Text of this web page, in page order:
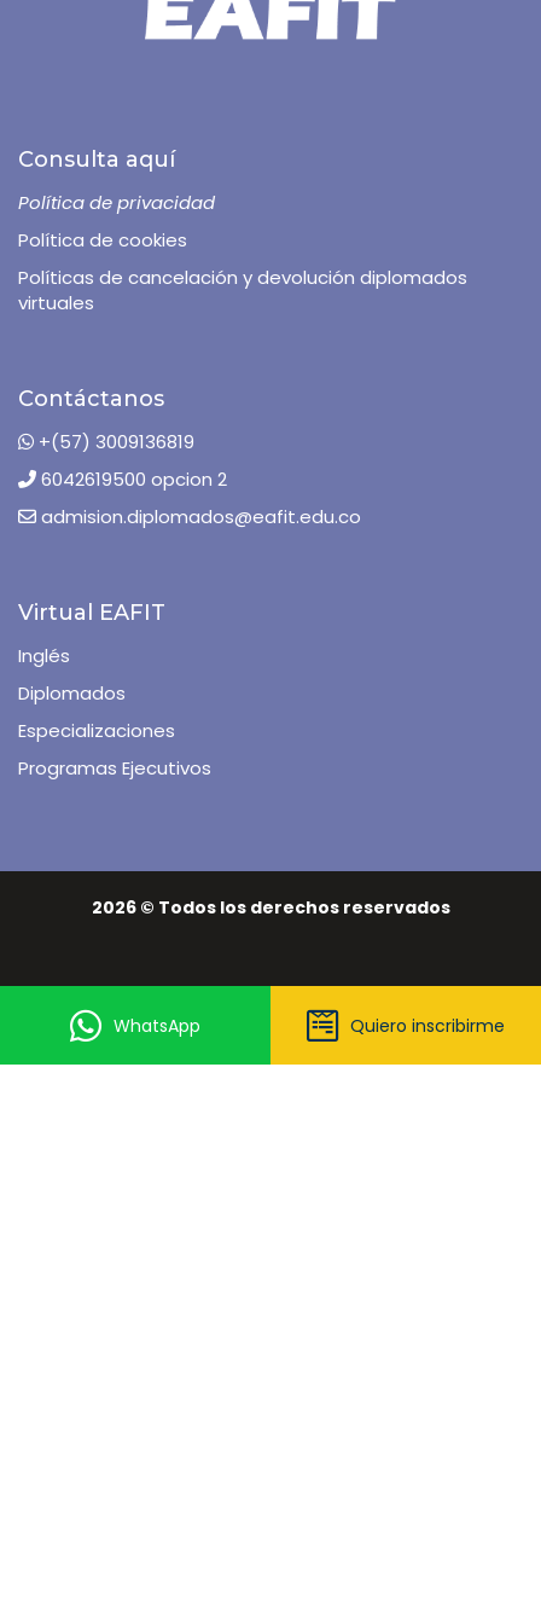
WhatsApp Quiero inscribirme
Consulta aquí
Política de privacidad
Política de cookies
Políticas de cancelación y devolución diplomados
virtuales
Contáctanos
+(57) 3009136819
6042619500 opcion 2
admision.diplomados@eafit.edu.co
Virtual EAFIT
Inglés
Diplomados
Especializaciones
Programas Ejecutivos
2026 © Todos los derechos reservados